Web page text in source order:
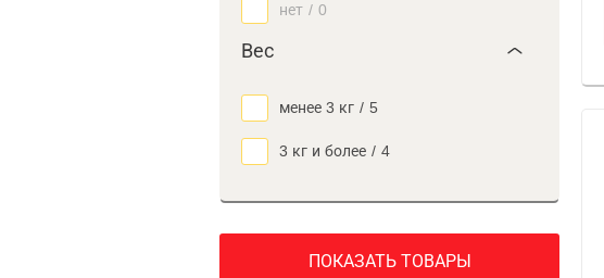
нет / 0
Вес
менее 3 кг / 5
3 кг и более / 4
ПОКАЗАТЬ ТОВАРЫ